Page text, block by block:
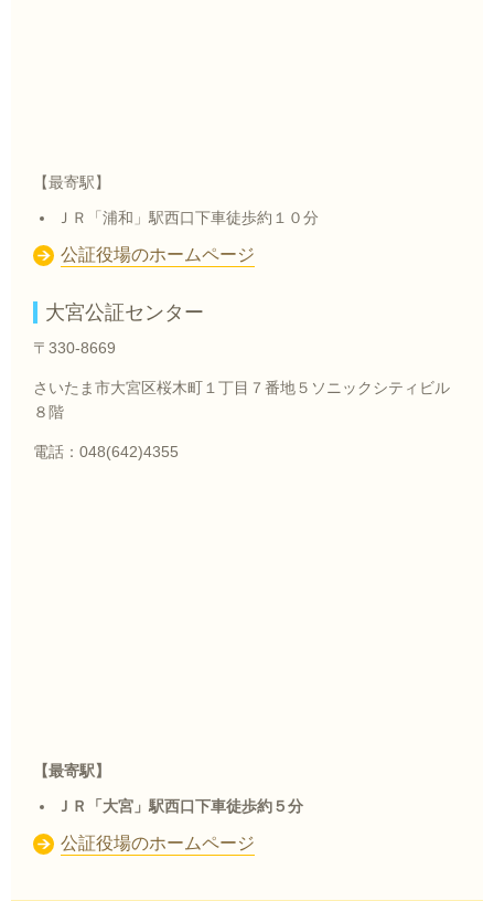
【最寄駅】
ＪＲ「浦和」駅西口下車徒歩約１０分
公証役場のホームページ
大宮公証センター
〒330-8669
さいたま市大宮区桜木町１丁目７番地５ソニックシティビル
８階
電話：048(642)4355
【最寄駅】
ＪＲ「大宮」駅西口下車徒歩約５分
公証役場のホームページ